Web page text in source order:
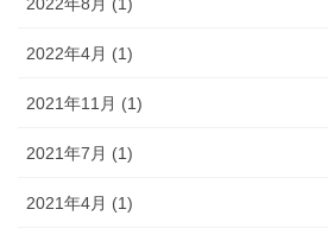
2022年4月 (1)
2021年11月 (1)
2021年7月 (1)
2021年4月 (1)